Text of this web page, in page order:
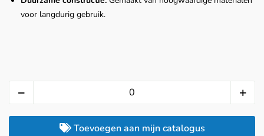
voor langdurig gebruik.
Toevoegen aan mijn catalogus